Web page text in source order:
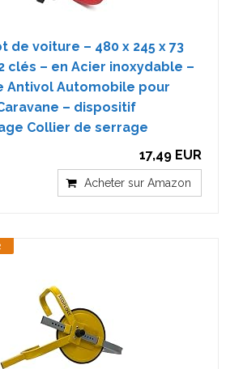
de voiture – 480 x 245 x 73
clés – en Acier inoxydable –
Antivol Automobile pour
– dispositif
Collier de serrage
17,49 EUR
Acheter sur Amazon